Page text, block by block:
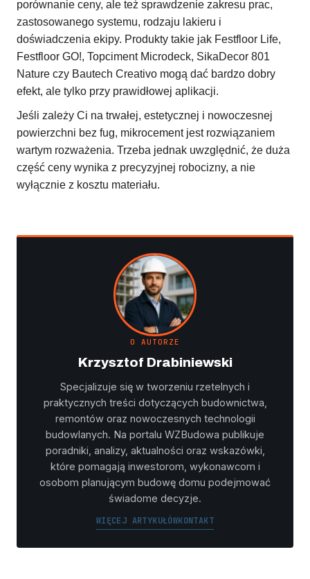
porównanie ceny, ale też sprawdzenie zakresu prac,
zastosowanego systemu, rodzaju lakieru i
doświadczenia ekipy. Produkty takie jak Festfloor Life,
Festfloor GO!, Topciment Microdeck, SikaDecor 801
Nature czy Bautech Creativo mogą dać bardzo dobry
efekt, ale tylko przy prawidłowej aplikacji.
Jeśli zależy Ci na trwałej, estetycznej i nowoczesnej
powierzchni bez fug, mikrocement jest rozwiązaniem
wartym rozważenia. Trzeba jednak uwzględnić, że duża
część ceny wynika z precyzyjnej robocizny, a nie
wyłącznie z kosztu materiału.
O AUTORZE
Krzysztof Drabiniewski
Specjalizuje się w tworzeniu rzetelnych i
praktycznych treści dotyczących budownictwa,
remontów oraz nowoczesnych technologii
budowlanych. Na portalu WZBudowa publikuje
poradniki, analizy, aktualności oraz wskazówki,
które pomagają inwestorom, wykonawcom i
osobom planującym budowę domu podejmować
świadome decyzje.
WIĘCEJ ARTYKUŁÓWKONTAKT